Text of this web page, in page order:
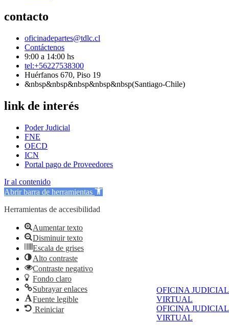
OFICINA JUDICIAL
VIRTUAL
OFICINA JUDICIAL
VIRTUAL
contacto
oficinadepartes@tdlc.cl
Contáctenos
9:00 a 14:00 hs
tel:+56227538300
Huérfanos 670, Piso 19
&nbsp&nbsp&nbsp&nbsp&nbsp(Santiago-Chile)
link de interés
Poder Judicial
FNE
OECD
ICN
Portal pago de Proveedores
Ir al contenido
Abrir barra de herramientas
Herramientas de accesibilidad
Aumentar texto
Disminuir texto
Escala de grises
Alto contraste
Contraste negativo
Fondo claro
Subrayar enlaces
Fuente legible
Reiniciar